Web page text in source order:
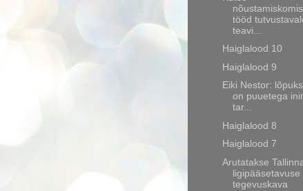
tööd
teavi...
Haiglalood 10
Haiglalood 9
Eiki Nestor:
on puuetega
tar...
Haiglalood 8
Haiglalood 7
Arutatakse
ligipääsetavuse
tegevuskava